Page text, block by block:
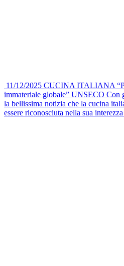
11/12/2025 CUCINA ITALIANA
immateriale globale” UNSECO Con
la bellissima notizia che la cucina
essere riconosciuta nella sua